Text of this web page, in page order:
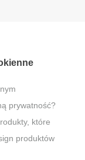
prywatność?
które
produktów